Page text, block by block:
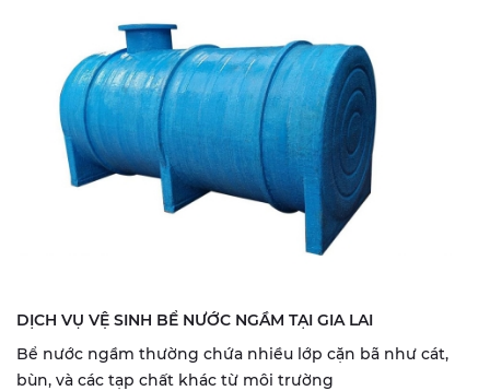
DỊCH VỤ VỆ SINH BỂ NƯỚC NGẦM TẠI GIA LAI
Bể nước ngầm thường chứa nhiều lớp cặn bã như cát,
bùn, và các tạp chất khác từ môi trường